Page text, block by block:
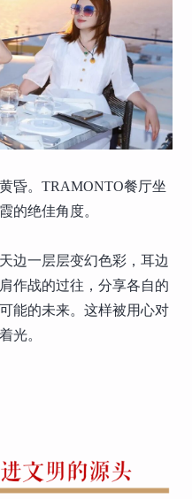
昏。TRAMONTO餐厅坐
的绝佳角度。
边一层层变幻色彩，耳边
作战的过往，分享各自的
能的未来。这样被用心对
光。